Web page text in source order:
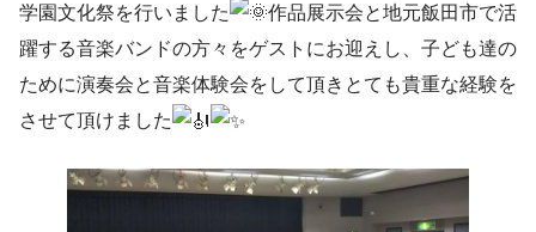
学園文化祭を行いました
作品展示会と地元飯田市で活
躍する音楽バンドの方々をゲストにお迎えし、子ども達の
ために演奏会と音楽体験会をして頂きとても貴重な経験を
させて頂けました